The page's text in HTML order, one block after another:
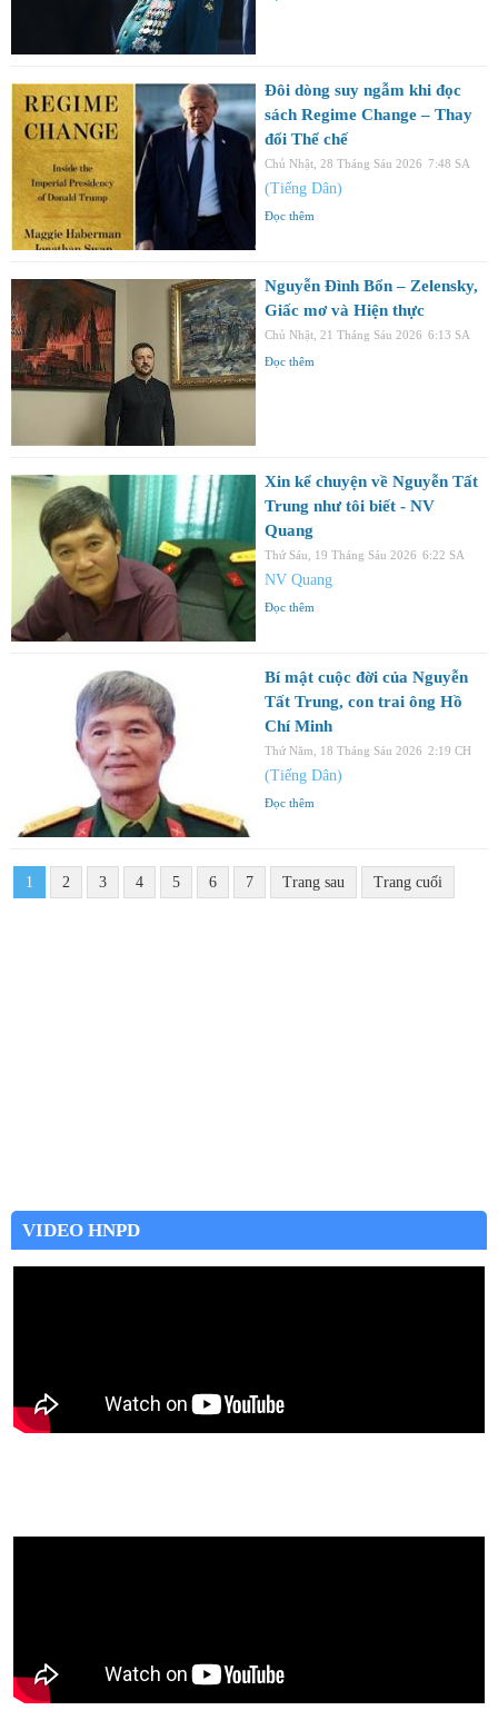
Đôi dòng suy ngẫm khi đọc
sách Regime Change – Thay
đổi Thể chế
Chủ Nhật, 28 Tháng Sáu 2026 7:48 SA
(Tiếng Dân)
Đọc thêm
Nguyễn Đình Bổn – Zelensky,
Giấc mơ và Hiện thực
Chủ Nhật, 21 Tháng Sáu 2026 6:13 SA
Đọc thêm
Xin kể chuyện về Nguyễn Tất
Trung như tôi biết - NV
Quang
Thứ Sáu, 19 Tháng Sáu 2026 6:22 SA
NV Quang
Đọc thêm
Bí mật cuộc đời của Nguyễn
Tất Trung, con trai ông Hồ
Chí Minh
Thứ Năm, 18 Tháng Sáu 2026 2:19 CH
(Tiếng Dân)
Đọc thêm
1 2 3 4 5 6 7 Trang sau Trang cuối
VIDEO HNPD